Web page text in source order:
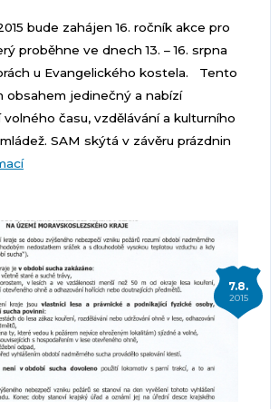
bude zahájen 16. ročník akce pro
proběhne ve dnech 13. – 16. srpna
u Evangelického kostela. Tento
obsahem jedinečný a nabízí
času, vzdělávání a kulturního
SAM skýtá v závěru prázdnin
7.8.
2015